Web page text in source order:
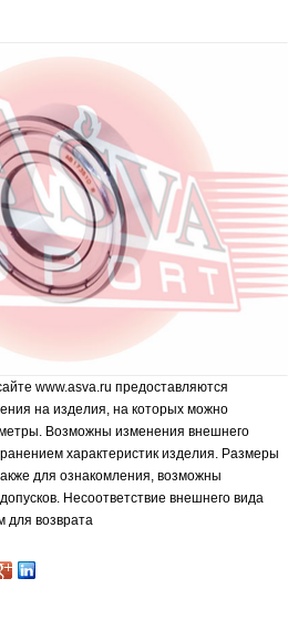
www.asva.ru предоставляются
на изделия, на которых можно
Возможны изменения внешнего
характеристик изделия. Размеры
для ознакомления, возможны
Несоответствие внешнего вида
для возврата